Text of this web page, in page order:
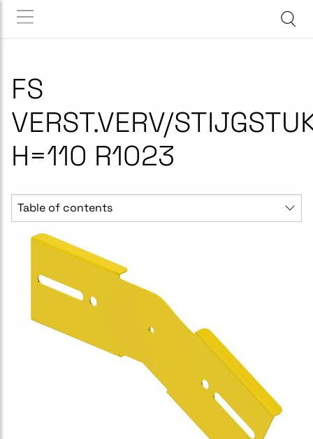
FS
VERST.VERV/
H=110 R1023
Table of contents